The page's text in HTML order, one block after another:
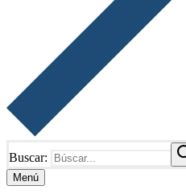
Buscar:
Menú